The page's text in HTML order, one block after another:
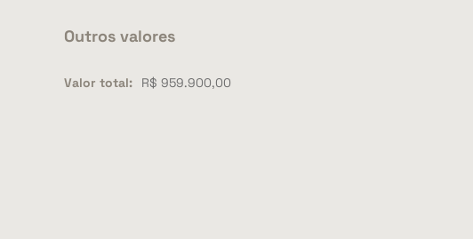
Outros valores
Valor total: R$ 959.900,00